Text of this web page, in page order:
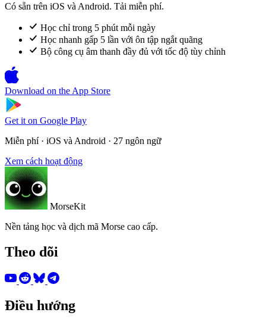
Có sẵn trên iOS và Android. Tải miễn phí.
Học chỉ trong 5 phút mỗi ngày
Học nhanh gấp 5 lần với ôn tập ngắt quãng
Bộ công cụ âm thanh đầy đủ với tốc độ tùy chỉnh
Download on the App Store
Get it on Google Play
Miễn phí · iOS và Android · 27 ngôn ngữ
Xem cách hoạt động
MorseKit
Nền tảng học và dịch mã Morse cao cấp.
Theo dõi
Điều hướng